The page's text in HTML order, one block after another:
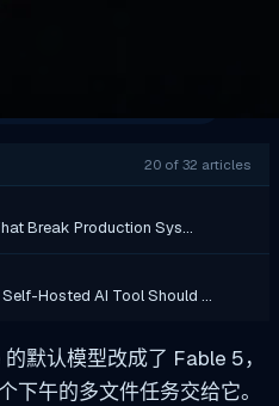
20 of 32 articles
Break Production Sys…
Hosted AI Tool Should …
默认模型改成了 Fable 5，
下午的多文件任务交给它。